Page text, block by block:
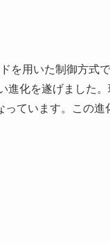
を用いた制御方式
化を遂げました
ています。この